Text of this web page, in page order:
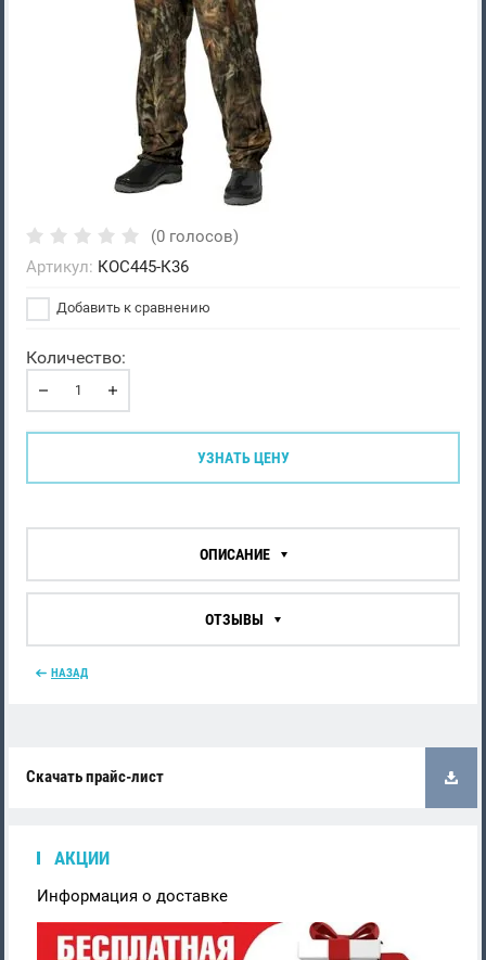
Скачать прайс-лист
АКЦИИ
Информация о доставке
(0 голосов)
Артикул: КОС445-К36
Добавить к сравнению
Количество:
УЗНАТЬ ЦЕНУ
ОПИСАНИЕ
ОТЗЫВЫ
НАЗАД